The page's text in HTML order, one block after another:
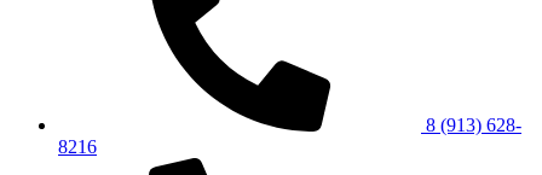
8 (913) 628-
8216